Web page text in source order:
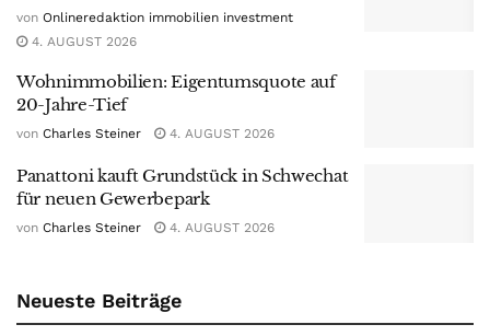
von Onlineredaktion immobilien investment
4. AUGUST 2026
Wohnimmobilien: Eigentumsquote auf
20-Jahre-Tief
von Charles Steiner 4. AUGUST 2026
Panattoni kauft Grundstück in Schwechat
für neuen Gewerbepark
von Charles Steiner 4. AUGUST 2026
Neueste Beiträge